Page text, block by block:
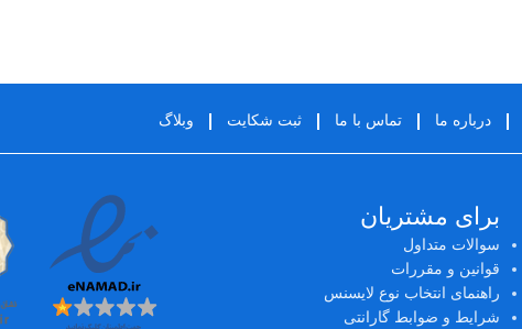
درباره ما تماس با ما ثبت شکایت وبلاگ
برای مشتریان
سوالات متداول
قوانین و مقررات
راهنمای انتخاب نوع لایسنس
شرایط و ضوابط گارانتی